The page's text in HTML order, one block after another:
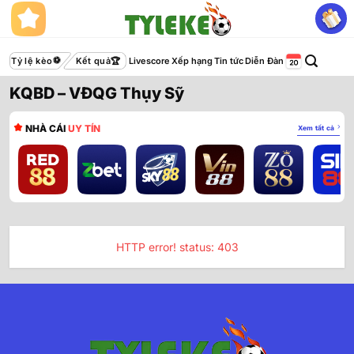
Bỏ
qua
dungTỷ lệ kèo Kết quả Livescore Xếp hạngTin tứcDiễn Đàn
KQBD – VĐQG Thụy Sỹ
NHÀ CÁI UY TÍN Xem tất cả
HTTP error! status: 403